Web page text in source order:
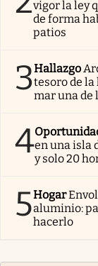
vigor la ley
de forma
patios
3Hallazgo
tesoro de
mar una de
4en una isla
y solo 20
5Hogar
aluminio:
hacerlo